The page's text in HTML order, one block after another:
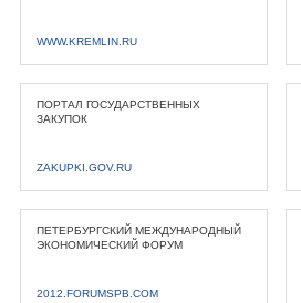
WWW.KREMLIN.RU
ПОРТАЛ ГОСУДАРСТВЕННЫХ
ЗАКУПОК
ZAKUPKI.GOV.RU
ПЕТЕРБУРГСКИЙ МЕЖДУНАРОДНЫЙ
ЭКОНОМИЧЕСКИЙ ФОРУМ
2012.FORUMSPB.COM